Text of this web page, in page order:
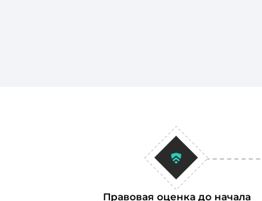
Правовая оценка до начала